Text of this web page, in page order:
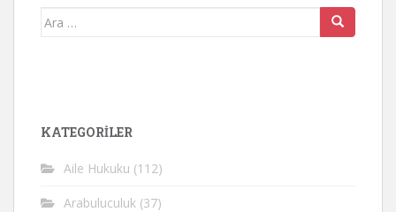
Arama
KATEGORİLER
Aile Hukuku (112)
Arabuluculuk (37)